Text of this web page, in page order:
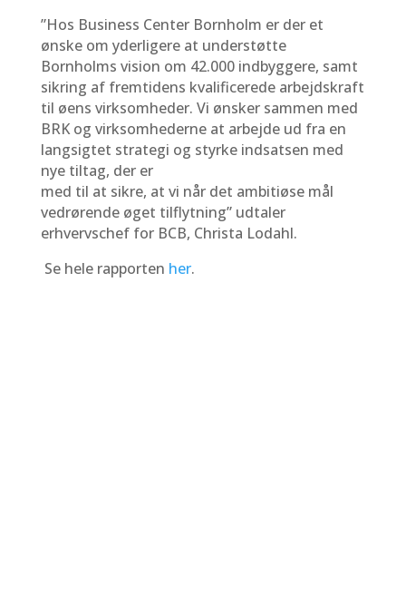
”Hos Business Center Bornholm er der et
ønske om yderligere at understøtte
Bornholms vision om 42.000 indbyggere, samt
sikring af fremtidens kvalificerede arbejdskraft
til øens virksomheder. Vi ønsker sammen med
BRK og virksomhederne at arbejde ud fra en
langsigtet strategi og styrke indsatsen med
nye tiltag, der er
med til at sikre, at vi når det ambitiøse mål
vedrørende øget tilflytning” udtaler
erhvervschef for BCB, Christa Lodahl.
Se hele rapporten her.